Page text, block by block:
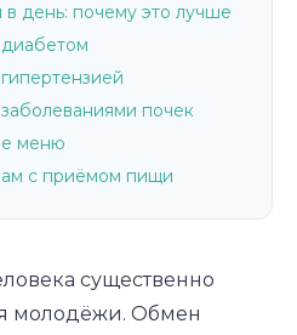
день: почему это лучше
почек
меню
с приёмом пищи
существенно
молодёжи. Обмен